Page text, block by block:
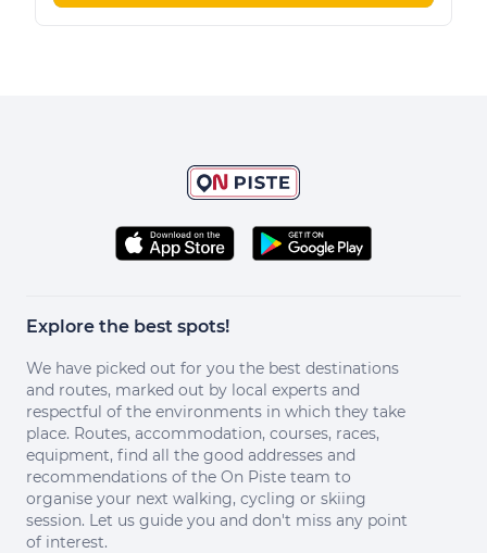
Explore the best spots!
We have picked out for you the best destinations
and routes, marked out by local experts and
respectful of the environments in which they take
place. Routes, accommodation, courses, races,
equipment, find all the good addresses and
recommendations of the On Piste team to
organise your next walking, cycling or skiing
session. Let us guide you and don't miss any point
of interest.